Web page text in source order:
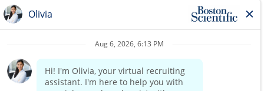
Für unseren Geschäftsbereich Endoskopie suchen
wir für die Region Nord/Ost (Berlin, Brandenburg,
Mecklenburg-Vorpommern, nördliches Sachsen
und Sachsen-Anhalt) zum nächstmöglichen
Account Manager Endoskopie (m/w/d)
Ihre Challenge
Read more